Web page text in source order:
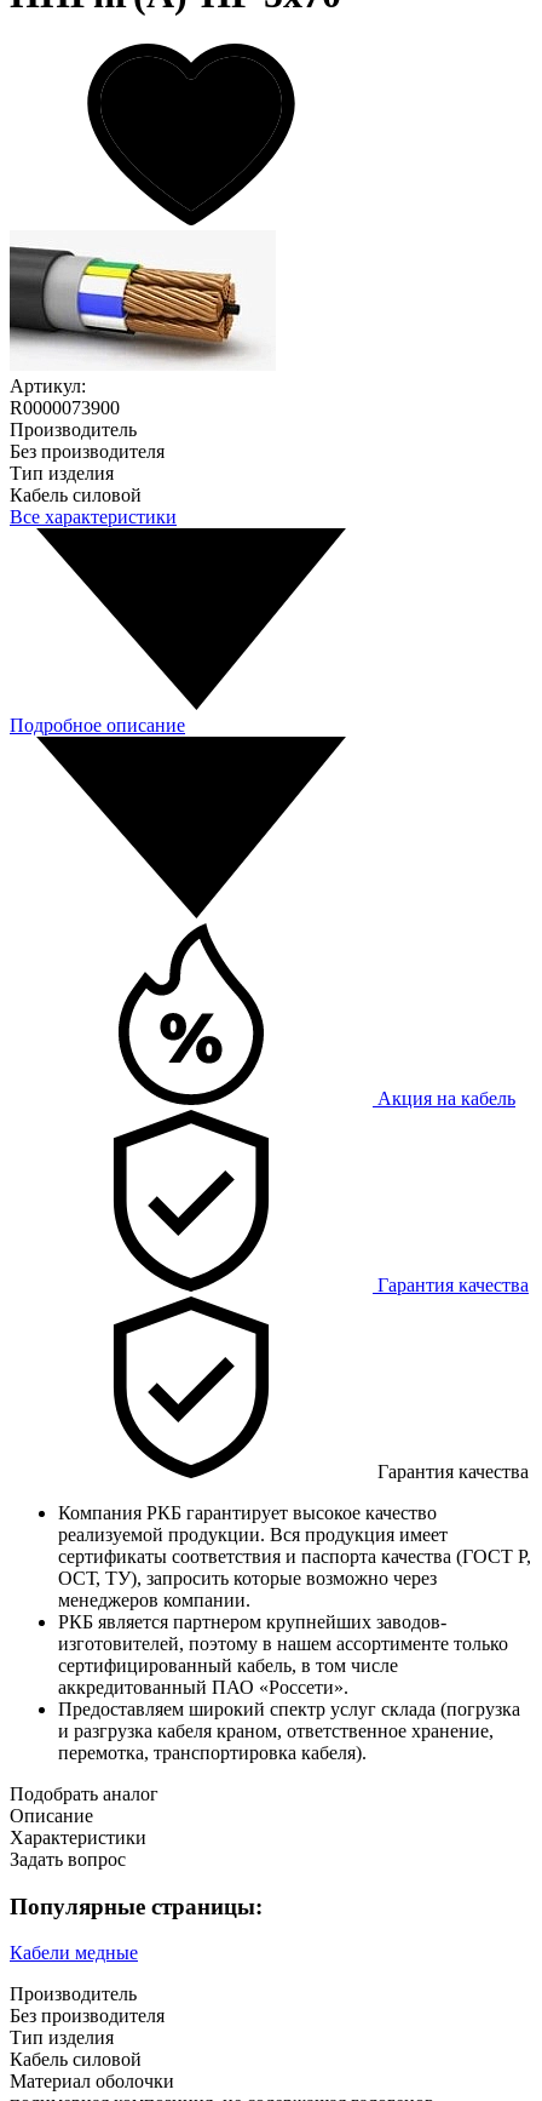
Артикул:
R0000073900
Производитель
Без производителя
Тип изделия
Кабель силовой
Все характеристики
Подробное описание
Акция на кабель
Гарантия качества
Гарантия качества
Компания РКБ гарантирует высокое качество
реализуемой продукции. Вся продукция имеет
сертификаты соответствия и паспорта качества (ГОСТ Р,
ОСТ, ТУ), запросить которые возможно через
менеджеров компании.
РКБ является партнером крупнейших заводов-
изготовителей, поэтому в нашем ассортименте только
сертифицированный кабель, в том числе
аккредитованный ПАО «Россети».
Предоставляем широкий спектр услуг склада (погрузка
и разгрузка кабеля краном, ответственное хранение,
перемотка, транспортировка кабеля).
Подобрать аналог
Описание
Характеристики
Задать вопрос
Популярные страницы:
Кабели медные
Производитель
Без производителя
Тип изделия
Кабель силовой
Материал оболочки